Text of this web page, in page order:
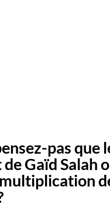
pas que
Gaïd Salah